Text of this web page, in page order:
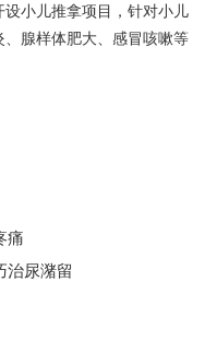
小儿推拿项目，针对小儿
腺样体肥大、感冒咳嗽等
痛
治尿潴留